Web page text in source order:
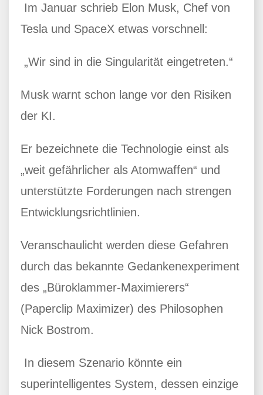
Im Januar schrieb Elon Musk, Chef von
Tesla und SpaceX etwas vorschnell:
„Wir sind in die Singularität eingetreten.“
Musk warnt schon lange vor den Risiken
der KI.
Er bezeichnete die Technologie einst als
„weit gefährlicher als Atomwaffen“ und
unterstützte Forderungen nach strengen
Entwicklungsrichtlinien.
Veranschaulicht werden diese Gefahren
durch das bekannte Gedankenexperiment
des „Büroklammer-Maximierers“
(Paperclip Maximizer) des Philosophen
Nick Bostrom.
In diesem Szenario könnte ein
superintelligentes System, dessen einzige